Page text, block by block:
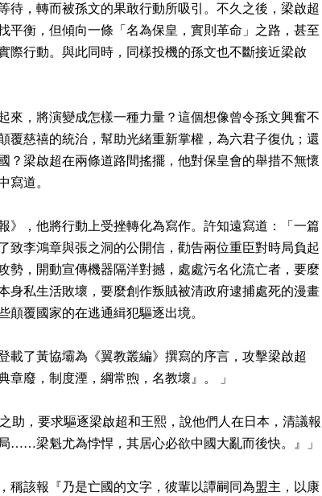
待，轉而被孫文的果敢行動所吸引。不久之後，梁啟超
平衡，但傾向一條「名為保皇，實則革命」之路，甚至
際行動。與此同時，同樣投機的孫文也不斷接近梁啟
來，將演變成怎樣一種力量？這個想像曾令孫文興奮不
覆慈禧的統治，幫助光緒重新掌權，為六君子復仇；還
？梁啟超在兩條道路間搖擺，他對保皇會的舉措不無懷
寫道。
》，他將行動上受挫轉化為寫作。許知遠寫道：「一篇
致李鴻章與張之洞的公開信，勸告兩位重臣對時局負起
勢，開動宣傳機器隔洋對撼，處處污名化流亡者，要麼
身私生活敗壞，要麼創作叛賊被清政府逮捕處死的漫畫
覆國家的在逃通緝犯驅逐出境。
載了黃協壩為《翼教叢編》撰寫的序言，攻擊梁啟超
章廢，制度湮，綱常煦，名教壞』。 」
助，要求驅逐梁啟超和王熙，說他們人在日本，清議報
……梁魁尤為悖悍，其居心必欲中國大亂而後快。』」
稱該報『乃是亡國的文字，彼輩以譚嗣同為盟主，以康